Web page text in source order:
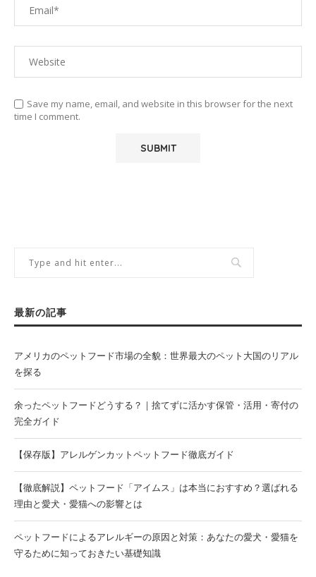
Save my name, email, and website in this browser for the next
time I comment.
最新の記事
アメリカのペットフード市場の全貌：世界最大のペット大国のリアル
を探る
余ったペットフードどうする？｜捨てずに活かす保管・活用・寄付の
完全ガイド
【保存版】アレルゲンカットペットフード徹底ガイド
【徹底解説】ペットフード「アイムス」は本当におすすめ？選ばれる
理由と愛犬・愛猫への影響とは
ペットフードによるアレルギーの原因と対策：あなたの愛犬・愛猫を
守るために知っておきたい基礎知識